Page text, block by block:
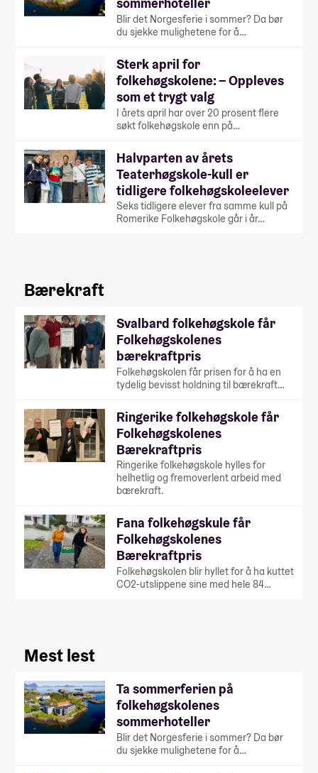
sommerhoteller
Blir det Norgesferie i sommer? Da bør
du sjekke mulighetene for å…
Sterk april for
folkehøgskolene: – Oppleves
som et trygt valg
I årets april har over 20 prosent flere
søkt folkehøgskole enn på…
Halvparten av årets
Teaterhøgskole-kull er
tidligere folkehøgskoleelever
Seks tidligere elever fra samme kull på
Romerike Folkehøgskole går i år…
Bærekraft
Svalbard folkehøgskole får
Folkehøgskolenes
bærekraftpris
Folkehøgskolen får prisen for å ha en
tydelig bevisst holdning til bærekraft…
Ringerike folkehøgskole får
Folkehøgskolenes
Bærekraftpris
Ringerike folkehøgskole hylles for
helhetlig og fremoverlent arbeid med
bærekraft.
Fana folkehøgskule får
Folkehøgskolenes
Bærekraftpris
Folkehøgskolen blir hyllet for å ha kuttet
CO2-utslippene sine med hele 84…
Mest lest
Ta sommerferien på
folkehøgskolenes
sommerhoteller
Blir det Norgesferie i sommer? Da bør
du sjekke mulighetene for å…